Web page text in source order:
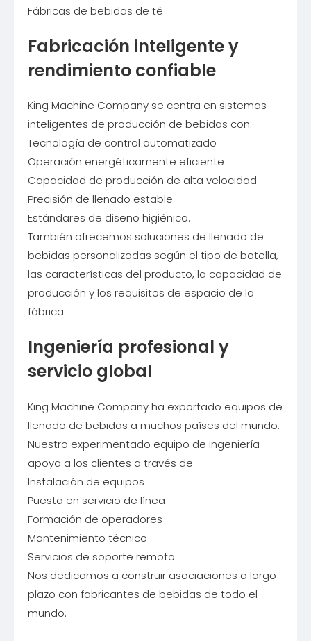
Fábricas de bebidas de té
Fabricación inteligente y
rendimiento confiable
King Machine Company se centra en sistemas
inteligentes de producción de bebidas con:
Tecnología de control automatizado
Operación energéticamente eficiente
Capacidad de producción de alta velocidad
Precisión de llenado estable
Estándares de diseño higiénico.
También ofrecemos soluciones de llenado de
bebidas personalizadas según el tipo de botella,
las características del producto, la capacidad de
producción y los requisitos de espacio de la
fábrica.
Ingeniería profesional y
servicio global
King Machine Company ha exportado equipos de
llenado de bebidas a muchos países del mundo.
Nuestro experimentado equipo de ingeniería
apoya a los clientes a través de:
Instalación de equipos
Puesta en servicio de línea
Formación de operadores
Mantenimiento técnico
Servicios de soporte remoto
Nos dedicamos a construir asociaciones a largo
plazo con fabricantes de bebidas de todo el
mundo.